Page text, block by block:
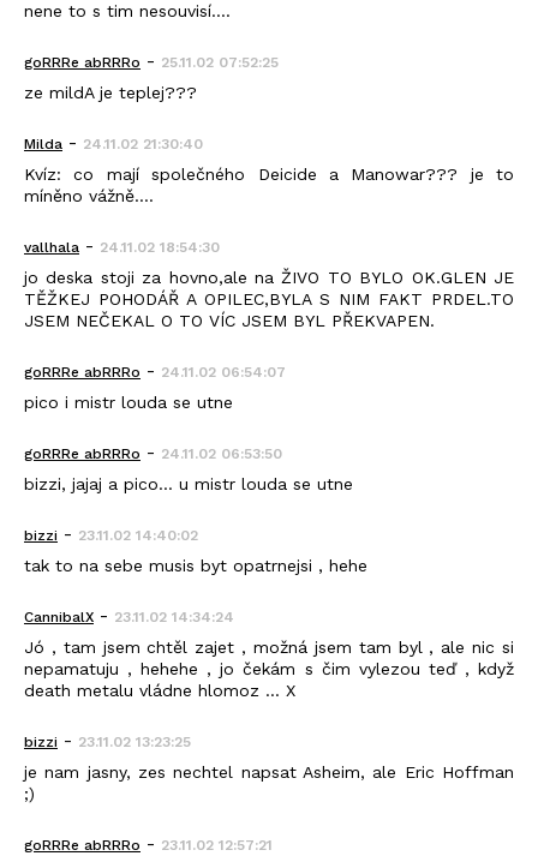
nene to s tim nesouvisí....
goRRRe abRRRo - 25.11.02 07:52:25
ze mildA je teplej???
Milda - 24.11.02 21:30:40
Kvíz: co mají společného Deicide a Manowar??? je to
míněno vážně....
vallhala - 24.11.02 18:54:30
jo deska stoji za hovno,ale na ŽIVO TO BYLO OK.GLEN JE
TĚŽKEJ POHODÁŘ A OPILEC,BYLA S NIM FAKT PRDEL.TO
JSEM NEČEKAL O TO VÍC JSEM BYL PŘEKVAPEN.
goRRRe abRRRo - 24.11.02 06:54:07
pico i mistr louda se utne
goRRRe abRRRo - 24.11.02 06:53:50
bizzi, jajaj a pico... u mistr louda se utne
bizzi - 23.11.02 14:40:02
tak to na sebe musis byt opatrnejsi , hehe
CannibalX - 23.11.02 14:34:24
Jó , tam jsem chtěl zajet , možná jsem tam byl , ale nic si
nepamatuju , hehehe , jo čekám s čim vylezou teď , když
death metalu vládne hlomoz ... X
bizzi - 23.11.02 13:23:25
je nam jasny, zes nechtel napsat Asheim, ale Eric Hoffman
;)
goRRRe abRRRo - 23.11.02 12:57:21